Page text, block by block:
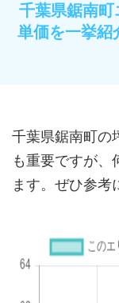
千葉県鋸南
単価を一挙
千葉県鋸南町の
も重要ですが、
ます。ぜひ参考